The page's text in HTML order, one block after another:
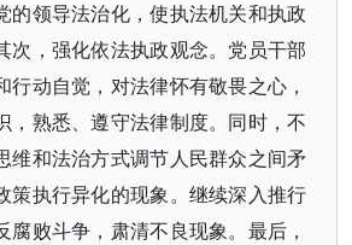
的领导法治化，使执法机关和执政
次，强化依法执政观念。党员干部
行动自觉，对法律怀有敬畏之心，
，熟悉、遵守法律制度。同时，不
维和法治方式调节人民群众之间矛
策执行异化的现象。继续深入推行
腐败斗争，肃清不良现象。最后，